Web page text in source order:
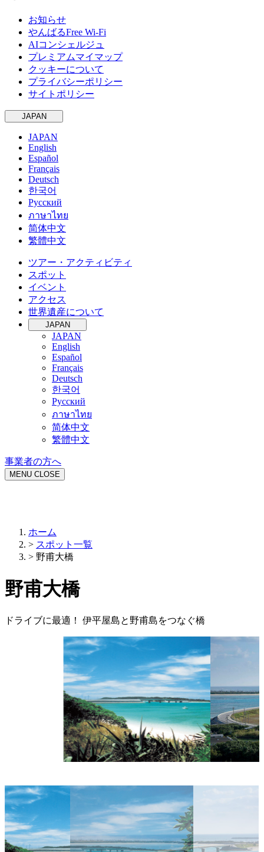
お知らせ
やんばるFree Wi-Fi
AIコンシェルジュ
プレミアムマイマップ
クッキーについて
プライバシーポリシー
サイトポリシー
JAPAN
JAPAN
English
Español
Français
Deutsch
한국어
Русский
ภาษาไทย
简体中文
繁體中文
ツアー・アクティビティ
スポット
イベント
アクセス
世界遺産について
JAPAN
JAPAN
English
Español
Français
Deutsch
한국어
Русский
ภาษาไทย
简体中文
繁體中文
事業者の方へ
MENU CLOSE
ホーム
> スポット一覧
> 野甫大橋
野甫大橋
ドライブに最適！ 伊平屋島と野甫島をつなぐ橋